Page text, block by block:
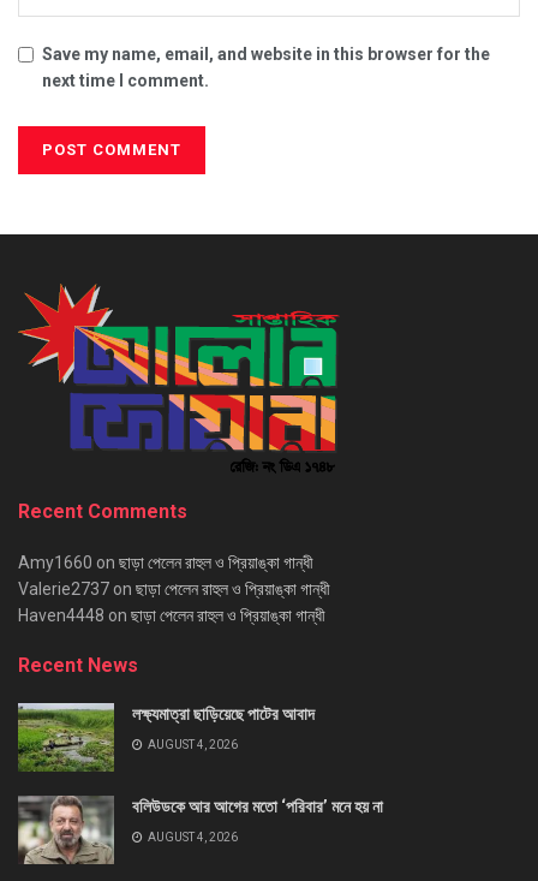
Save my name, email, and website in this browser for the
next time I comment.
Recent Comments
Amy1660 on ছাড়া পেলেন রাহুল ও প্রিয়াঙ্কা গান্ধী
Valerie2737 on ছাড়া পেলেন রাহুল ও প্রিয়াঙ্কা গান্ধী
Haven4448 on ছাড়া পেলেন রাহুল ও প্রিয়াঙ্কা গান্ধী
Recent News
লক্ষ্যমাত্রা ছাড়িয়েছে পাটের আবাদ
AUGUST 4, 2026
বলিউডকে আর আগের মতো ‘পরিবার’ মনে হয় না
AUGUST 4, 2026